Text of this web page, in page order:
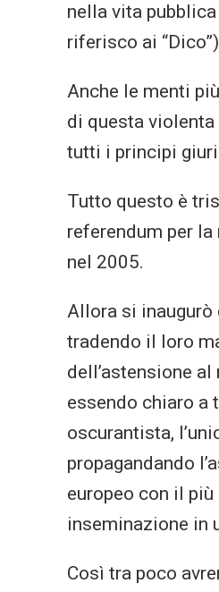
nella vita
riferisco ai
Anche le menti
di questa
tutti i principi
Tutto questo è
referendum per
nel 2005.
Allora si inaugurò
tradendo il loro
dell’astensione
essendo chiaro a
oscurantista,
propagandando
europeo con il
inseminazione in
Così tra poco